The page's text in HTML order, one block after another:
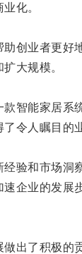
化。
业者更好
大规模。
能家居系
人瞩目的
验和市场洞察
企业的发展步
出了积极的贡